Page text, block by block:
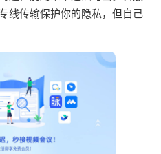
线传输保护你的隐私，但自己